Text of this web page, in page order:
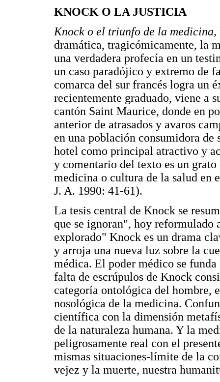
KNOCK O LA JUSTICIA
Knock o el triunfo de la medicina,
dramática, tragicómicamente, la
una verdadera profecía en un
un caso paradójico y extremo de
comarca del sur francés logra un
recientemente graduado, viene a
cantón Saint Maurice, donde en
anterior de atrasados y avaros
en una población consumidora
hotel como principal atractivo y
y comentario del texto es un
medicina o cultura de la salud en
J. A. 1990: 41-61).
La tesis central de Knock se
que se ignoran", hoy reformulado
explorado" Knock es un drama
y arroja una nueva luz sobre la
médica. El poder médico se
falta de escrúpulos de Knock
categoría ontológica del hombre,
nosológica de la medicina.
científica con la dimensión
de la naturaleza humana. Y la
peligrosamente real con el
mismas situaciones-límite de la
vejez y la muerte, nuestra